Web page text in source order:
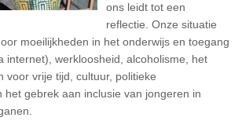
ons leidt tot een
reflectie. Onze situatie
moeilijkheden in het onderwijs en toegang
internet), werkloosheid, alcoholisme, het
voor vrije tijd, cultuur, politieke
het gebrek aan inclusie van jongeren in